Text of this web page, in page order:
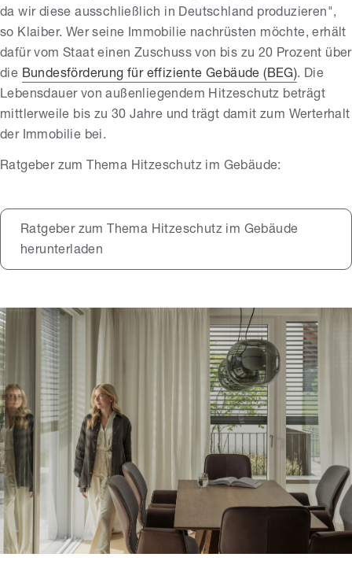
da wir diese ausschließlich in Deutschland produzieren",
so Klaiber. Wer seine Immobilie nachrüsten möchte, erhält
dafür vom Staat einen Zuschuss von bis zu 20 Prozent über
die Bundesförderung für effiziente Gebäude (BEG). Die
Lebensdauer von außenliegendem Hitzeschutz beträgt
mittlerweile bis zu 30 Jahre und trägt damit zum Werterhalt
der Immobilie bei.
Ratgeber zum Thema Hitzeschutz im Gebäude:
Ratgeber zum Thema Hitzeschutz im Gebäude
herunterladen